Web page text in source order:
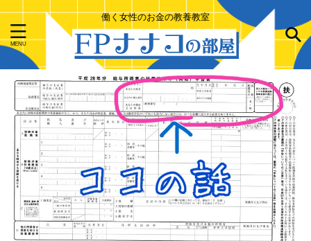
働く女性のお金の教養教室